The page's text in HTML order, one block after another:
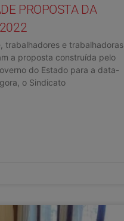
PROPOSTA DA
trabalhadores e trabalhadoras
a proposta construída pelo
do Estado para a data-
o Sindicato